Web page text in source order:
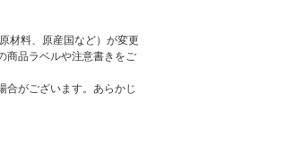
材料、原産国など）が変更
商品ラベルや注意書きをご
合がございます。あらかじ